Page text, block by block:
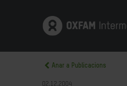
Anar a Publicacions
02.12.2004